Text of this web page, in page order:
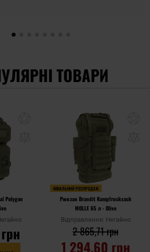
ТОВАРИ
Polygon
ФІНАЛЬНИЙ РОЗПРОДАЖ
Рюкзак Brandit Kampfrucksack
MOLLE 65 л - Olive
Відправлення: Негайно
1 294,60 грн
2 865,71 грн